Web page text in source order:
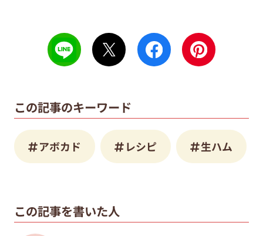
この記事のキーワード
アボカド レシピ 生ハム
この記事を書いた人